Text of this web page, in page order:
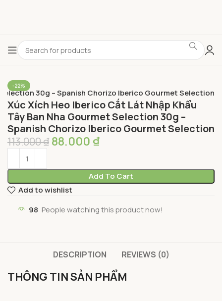
-22%
30g – Spanish Chorizo Iberico Gourmet Selection
Xúc Xích Heo Iberico Cắt Lát Nhập Khẩu
Tây Ban Nha Gourmet Selection 30g –
Spanish Chorizo Iberico Gourmet Selection
113.000₫ 88.000 ₫
Add To Cart
Add to wishlist
98 People watching this product now!
DESCRIPTION REVIEWS (0)
THÔNG TIN SẢN PHẨM